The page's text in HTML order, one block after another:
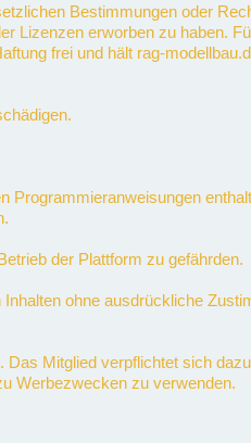
Bestimmungen oder
Lizenzen erworben zu haben.
frei und hält rag-
Programmieranweisungen
der Plattform zu gefährden.
ohne ausdrückliche
Mitglied verpflichtet sich
Werbezwecken zu verwenden.